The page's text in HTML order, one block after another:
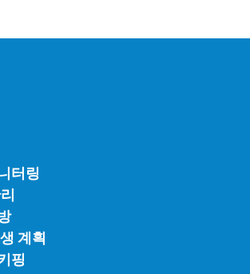
터링
계획
핑